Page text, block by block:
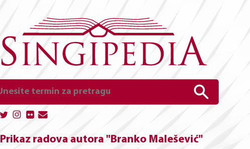
Prikaz radova autora "Branko Malešević"